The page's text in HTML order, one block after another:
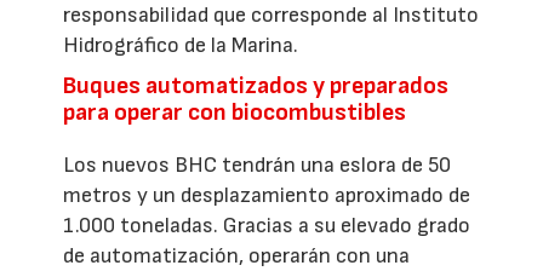
responsabilidad que corresponde al Instituto
Hidrográfico de la Marina.
Buques automatizados y preparados
para operar con biocombustibles
Los nuevos BHC tendrán una eslora de 50
metros y un desplazamiento aproximado de
1.000 toneladas. Gracias a su elevado grado
de automatización, operarán con una